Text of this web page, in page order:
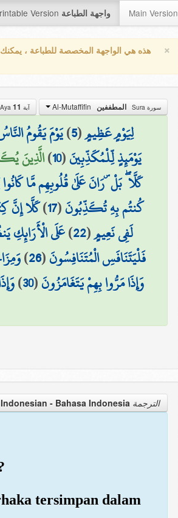
Version واجهة الطباعة Main Version
× هذه هي الواجهة المخصصة للطباعة ،
سورة Sura المطففين آية Aya 11
لِيَوْمٍ عَظِيمٍ(
5
)يَوْمَ يَقُومُ
يَوْمَئِذٍ لِّلْمُكَذِّبِينَ(
10
)الَّذِينَ
كَلَّا ۖ بَلْ ۜ رَانَ عَلَىٰ قُلُوبِهِم مَّا
كُنتُم بِهِ تُكَذِّبُونَ(
17
)كَلَّا إِنَّ
لَفِي نَعِيمٍ(
22
)عَلَى الْأَرَائِكِ
فَلْيَتَنَافَسِ الْمُتَنَافِسُونَ(
26
)
وَإِذَا مَرُّوا بِهِمْ يَتَغَامَزُونَ(
30
)
الترجمة Translation Indonesian - Bahasa Indonesia
tersimpan dalam